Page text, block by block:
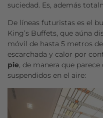
suciedad. Es, además
De líneas futuristas es el
King’s Buffets, que aúna
móvil de hasta 5 metros
escarchada y calor por
pie, de manera que
suspendidos en el aire: